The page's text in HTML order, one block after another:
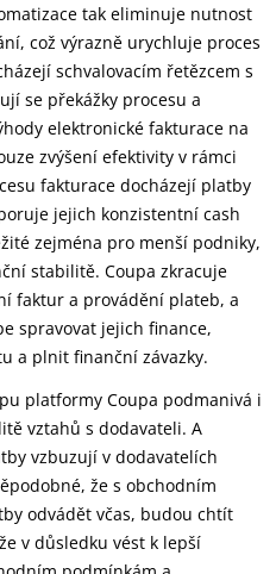
tak eliminuje nutnost
což výrazně urychluje proces
schvalovacím řetězcem s
se překážky procesu a
elektronické fakturace na
zvýšení efektivity v rámci
fakturace docházejí platby
jejich konzistentní cash
zejména pro menší podniky,
stabilitě. Coupa zkracuje
faktur a provádění plateb, a
spravovat jejich finance,
a plnit finanční závazky.
platformy Coupa podmanivá i
vztahů s dodavateli. A
vzbuzují v dodavatelích
že s obchodním
odvádět včas, budou chtít
v důsledku vést k lepší